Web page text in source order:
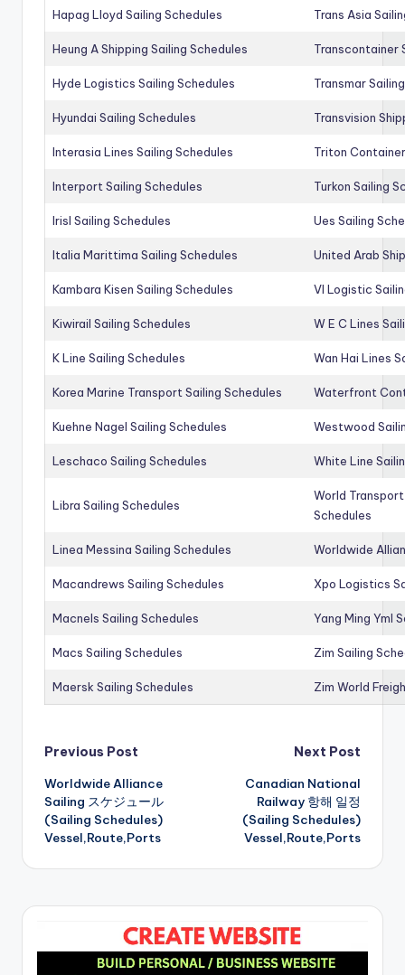
Hapag Lloyd Sailing Schedules Trans Asia
Heung A Shipping Sailing Schedules Transcontainer
Hyde Logistics Sailing Schedules Transmar
Hyundai Sailing Schedules Transvision
Interasia Lines Sailing Schedules Triton
Interport Sailing Schedules Turkon Sailing
Irisl Sailing Schedules Ues Sailing
Italia Marittima Sailing Schedules United Arab
Kambara Kisen Sailing Schedules Vl Logistic
Kiwirail Sailing Schedules W E C Lines
K Line Sailing Schedules Wan Hai Lines
Korea Marine Transport Sailing Schedules Waterfront
Kuehne Nagel Sailing Schedules Westwood
Leschaco Sailing Schedules White Line
Libra Sailing Schedules
World
Schedules
Linea Messina Sailing Schedules Worldwide
Macandrews Sailing Schedules Xpo Logistics
Macnels Sailing Schedules Yang Ming Yml
Macs Sailing Schedules Zim Sailing
Maersk Sailing Schedules Zim World
Post
navigation
Previous Post
Worldwide Alliance
Sailing スケジュール
(Sailing Schedules)
Vessel,Route,Ports
Next Post
Canadian National
Railway 항해 일정
(Sailing Schedules)
Vessel,Route,Ports